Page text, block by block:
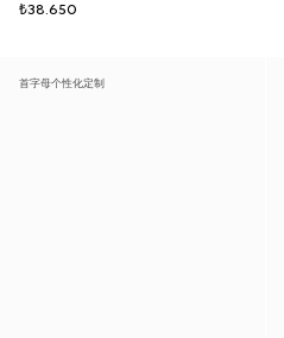
₺38.650
首字母个性化定制